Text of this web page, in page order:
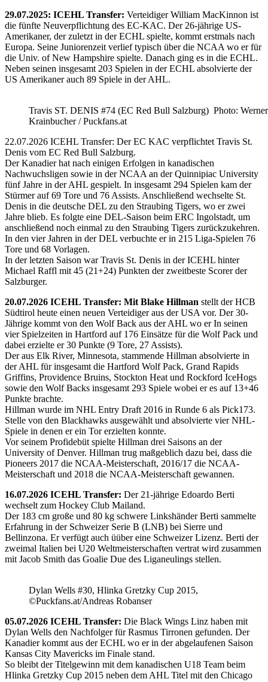
29.07.2025: ICEHL Transfer: Verteidiger William MacKinnon ist
die fünfte Neuverpflichtung des EC-KAC. Der 26-jährige US-
Amerikaner, der zuletzt in der ECHL spielte, kommt erstmals nach
Europa. Seine Juniorenzeit verlief typisch über die NCAA wo er für
die Univ. of New Hampshire spielte. Danach ging es in die ECHL.
Neben seinen insgesamt 203 Spielen in der ECHL absolvierte der
US Amerikaner auch 89 Spiele in der AHL.
Travis ST. DENIS #74 (EC Red Bull Salzburg) Photo: Werner
Krainbucher / Puckfans.at
22.07.2026 ICEHL Transfer: Der EC KAC verpflichtet Travis St.
Denis vom EC Red Bull Salzburg.
Der Kanadier hat nach einigen Erfolgen in kanadischen
Nachwuchsligen sowie in der NCAA an der Quinnipiac University
fünf Jahre in der AHL gespielt. In insgesamt 294 Spielen kam der
Stürmer auf 69 Tore und 76 Assists. Anschließend wechselte St.
Denis in die deutsche DEL zu den Straubing Tigers, wo er zwei
Jahre blieb. Es folgte eine DEL-Saison beim ERC Ingolstadt, um
anschließend noch einmal zu den Straubing Tigers zurückzukehren.
In den vier Jahren in der DEL verbuchte er in 215 Liga-Spielen 76
Tore und 68 Vorlagen.
In der letzten Saison war Travis St. Denis in der ICEHL hinter
Michael Raffl mit 45 (21+24) Punkten der zweitbeste Scorer der
Salzburger.
20.07.2026 ICEHL Transfer: Mit Blake Hillman stellt der HCB
Südtirol heute einen neuen Verteidiger aus der USA vor. Der 30-
Jährige kommt von den Wolf Back aus der AHL wo er In seinen
vier Spielzeiten in Hartford auf 176 Einsätze für die Wolf Pack und
dabei erzielte er 30 Punkte (9 Tore, 27 Assists).
Der aus Elk River, Minnesota, stammende Hillman absolvierte in
der AHL für insgesamt die Hartford Wolf Pack, Grand Rapids
Griffins, Providence Bruins, Stockton Heat und Rockford IceHogs
sowie den Wolf Backs insgesamt 293 Spiele wobei er es auf 13+46
Punkte brachte.
Hillman wurde im NHL Entry Draft 2016 in Runde 6 als Pick173.
Stelle von den Blackhawks ausgewählt und absolvierte vier NHL-
Spiele in denen er ein Tor erzielten konnte.
Vor seinem Profidebüt spielte Hillman drei Saisons an der
University of Denver. Hillman trug maßgeblich dazu bei, dass die
Pioneers 2017 die NCAA-Meisterschaft, 2016/17 die NCAA-
Meisterschaft und 2018 die NCAA-Meisterschaft gewannen.
16.07.2026 ICEHL Transfer: Der 21-jährige Edoardo Berti
wechselt zum Hockey Club Mailand.
Der 183 cm große und 80 kg schwere Linkshänder Berti sammelte
Erfahrung in der Schweizer Serie B (LNB) bei Sierre und
Bellinzona. Er verfügt auch üüber eine Schweizer Lizenz. Berti der
zweimal Italien bei U20 Weltmeisterschaften vertrat wird zusammen
mit Jacob Smith das Goalie Due des Liganeulings stellen.
Dylan Wells #30, Hlinka Gretzky Cup 2015,
©Puckfans.at/Andreas Robanser
05.07.2026 ICEHL Transfer: Die Black Wings Linz haben mit
Dylan Wells den Nachfolger für Rasmus Tirronen gefunden. Der
Kanadier kommt aus der ECHL wo er in der abgelaufenen Saison
Kansas City Mavericks im Finale stand.
So bleibt der Titelgewinn mit dem kanadischen U18 Team beim
Hlinka Gretzky Cup 2015 neben dem AHL Titel mit den Chicago